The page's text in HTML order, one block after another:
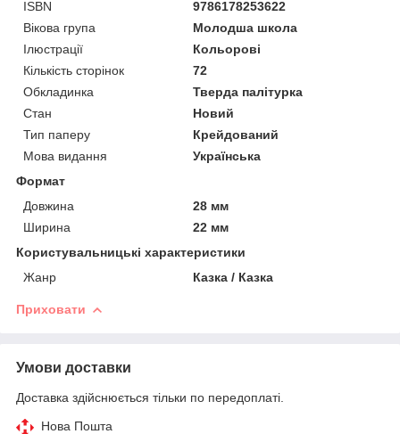
ISBN
9786178253622
Вікова група
Молодша школа
Ілюстрації
Кольорові
Кількість сторінок
72
Обкладинка
Тверда палітурка
Стан
Новий
Тип паперу
Крейдований
Мова видання
Українська
Формат
Довжина
28 мм
Ширина
22 мм
Користувальницькі характеристики
Жанр
Казка / Казка
Приховати
Умови доставки
Доставка здійснюється тільки по передоплаті.
Нова Пошта